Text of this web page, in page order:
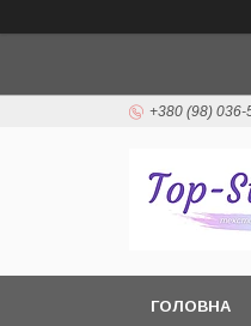
+380 (98) 036-
ГОЛОВНА